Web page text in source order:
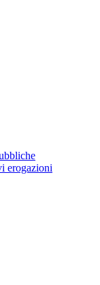
erogazioni